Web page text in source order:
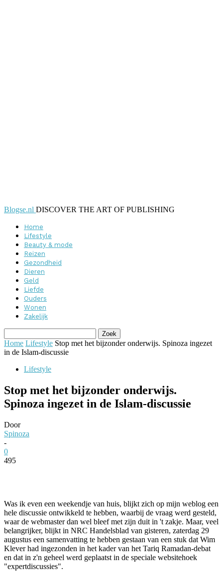
Blogse.nl DISCOVER THE ART OF PUBLISHING
Home
Lifestyle
Beauty & mode
Reizen
Gezondheid
Dieren
Geld
Liefde
Ouders
Wonen
Zakelijk
Home Lifestyle Stop met het bijzonder onderwijs. Spinoza ingezet
in de Islam-discussie
Lifestyle
Stop met het bijzonder onderwijs.
Spinoza ingezet in de Islam-discussie
Door
Spinoza
-
0
495
Was ik even een weekendje van huis, blijkt zich op mijn weblog een
hele discussie ontwikkeld te hebben, waarbij de vraag werd gesteld,
waar de webmaster dan wel bleef met zijn duit in 't zakje. Maar, veel
belangrijker, blijkt in NRC Handelsblad van gisteren, zaterdag 29
augustus een samenvatting te hebben gestaan van een stuk dat Wim
Klever had ingezonden in het kader van het Tariq Ramadan-debat
en dat in z'n geheel werd geplaatst in de speciale websitehoek
"expertdiscussies".